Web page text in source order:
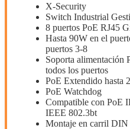
X-Security
Switch Industrial
8 puertos PoE RJ45
Hasta 90W en el
puertos 3-8
Soporta alimentación
todos los puertos
PoE Extendido hasta
PoE Watchdog
Compatible con PoE
IEEE 802.3bt
Montaje en carril DIN